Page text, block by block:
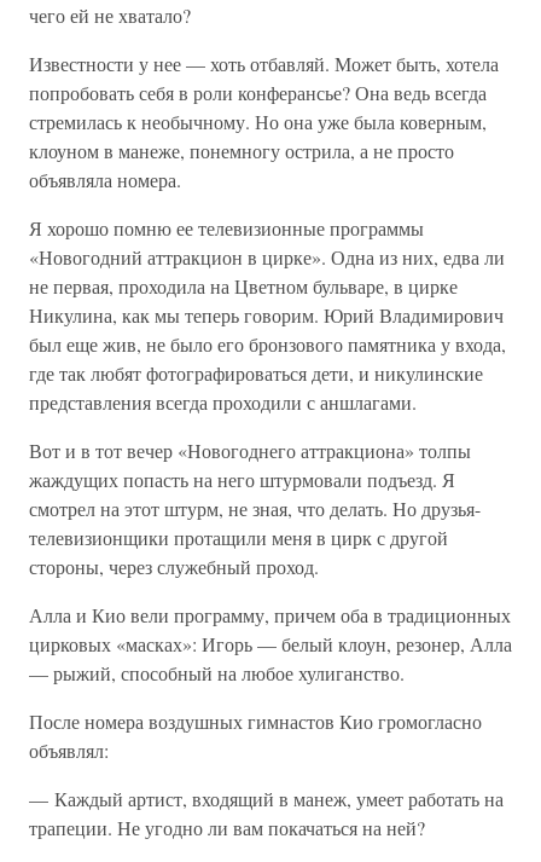
чего ей не хватало?
Известности у нее — хоть отбавляй. Может быть, хотела
попробовать себя в роли конферансье? Она ведь всегда
стремилась к необычному. Но она уже была коверным,
клоуном в манеже, понемногу острила, а не просто
объявляла номера.
Я хорошо помню ее телевизионные программы
«Новогодний аттракцион в цирке». Одна из них, едва ли
не первая, проходила на Цветном бульваре, в цирке
Никулина, как мы теперь говорим. Юрий Владимирович
был еще жив, не было его бронзового памятника у входа,
где так любят фотографироваться дети, и никулинские
представления всегда проходили с аншлагами.
Вот и в тот вечер «Новогоднего аттракциона» толпы
жаждущих попасть на него штурмовали подъезд. Я
смотрел на этот штурм, не зная, что делать. Но друзья-
телевизионщики протащили меня в цирк с другой
стороны, через служебный проход.
Алла и Кио вели программу, причем оба в традиционных
цирковых «масках»: Игорь — белый клоун, резонер, Алла
— рыжий, способный на любое хулиганство.
После номера воздушных гимнастов Кио громогласно
объявлял:
— Каждый артист, входящий в манеж, умеет работать на
трапеции. Не угодно ли вам покачаться на ней?